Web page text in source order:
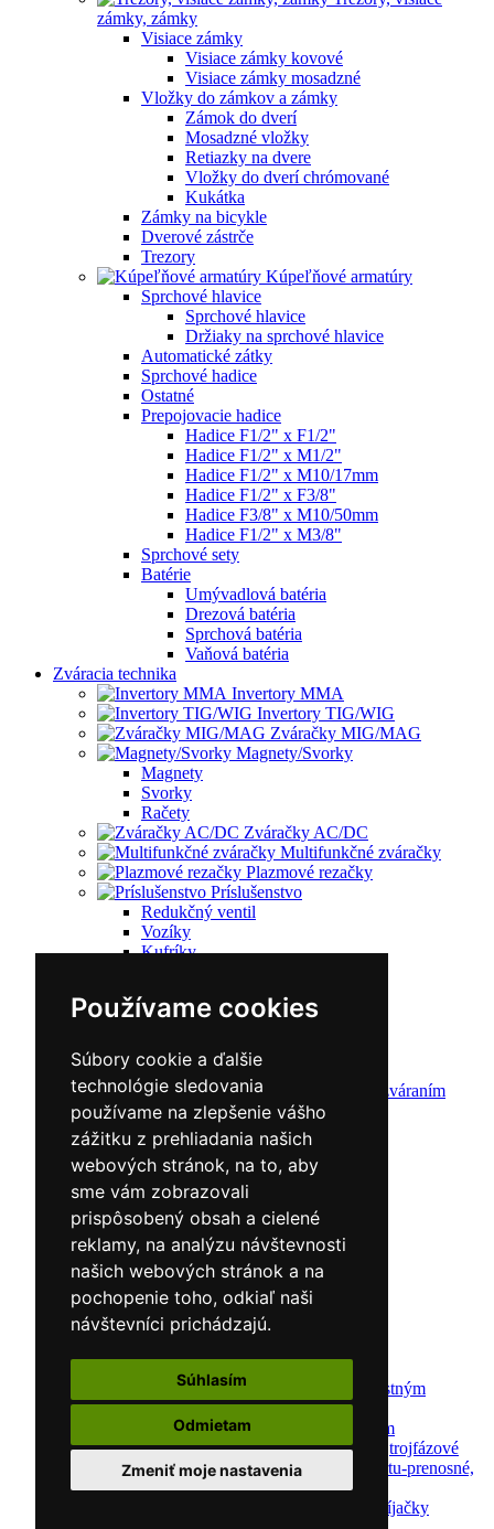
Používame cookies
Súbory cookie a ďalšie
technológie sledovania
používame na zlepšenie vášho
zážitku z prehliadania našich
webových stránok, na to, aby
sme vám zobrazovali
prispôsobený obsah a cielené
reklamy, na analýzu návštevnosti
našich webových stránok a na
pochopenie toho, odkiaľ naši
návštevníci prichádzajú.
Súhlasím
Odmietam
Zmeniť moje nastavenia
zámky, zámky
Visiace zámky
Visiace zámky kovové
Visiace zámky mosadzné
Vložky do zámkov a zámky
Zámok do dverí
Mosadzné vložky
Retiazky na dvere
Vložky do dverí chrómované
Kukátka
Zámky na bicykle
Dverové zástrče
Trezory
Kúpeľňové armatúry
Sprchové hlavice
Sprchové hlavice
Držiaky na sprchové hlavice
Automatické zátky
Sprchové hadice
Ostatné
Prepojovacie hadice
Hadice F1/2" x F1/2"
Hadice F1/2" x M1/2"
Hadice F1/2" x M10/17mm
Hadice F1/2" x F3/8"
Hadice F3/8" x M10/50mm
Hadice F1/2" x M3/8"
Sprchové sety
Batérie
Umývadlová batéria
Drezová batéria
Sprchová batéria
Vaňová batéria
Zváracia technika
Invertory MMA
Invertory TIG/WIG
Zváračky MIG/MAG
Magnety/Svorky
Magnety
Svorky
Račety
Zváračky AC/DC
Multifunkčné zváračky
Plazmové rezačky
Príslušenstvo
Redukčný ventil
Vozíky
Kufríky
Zváracie káble
CNC rezacie stroje
Elektródy
Ochrana pred zváraním
Predohrev / Žíhanie
Polohovacie systémy
Indukčný ohrev
Auto náradie a vybavenie servisov
Lakernícke stojany
Nabíjačky a testery
Navijaky
Navijaky ručné
Navijaky elektrické
Reťazové kladkostroje
Náradie pre uloženie brzdového systému
Nástroje pre autookná
Automatické nabíjačky s bezpečnostným
automatickým štartom
Nabíjačky/Štartéry s bezpečnostným
automatickým štartom-jednofázové,trojfázové
Dielenské nabíjačky s funkciou štartu-prenosné,
pojazdné
Mikroprocesorové automatické nabíjačky